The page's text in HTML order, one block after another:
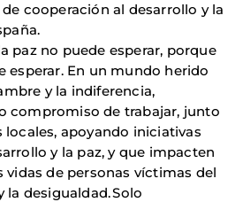
cooperación al desarrollo y la
paz no puede esperar, porque
esperar. En un mundo herido
y la indiferencia,
compromiso de trabajar, junto
locales, apoyando iniciativas
y la paz, y que impacten
vidas de personas víctimas del
la desigualdad. Solo